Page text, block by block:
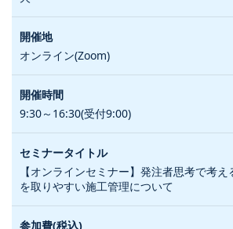
オンライン(Zoom)
9:30～16:30(受付9:00)
【オンラインセミナー】発注者思考で考
を取りやすい施工管理について